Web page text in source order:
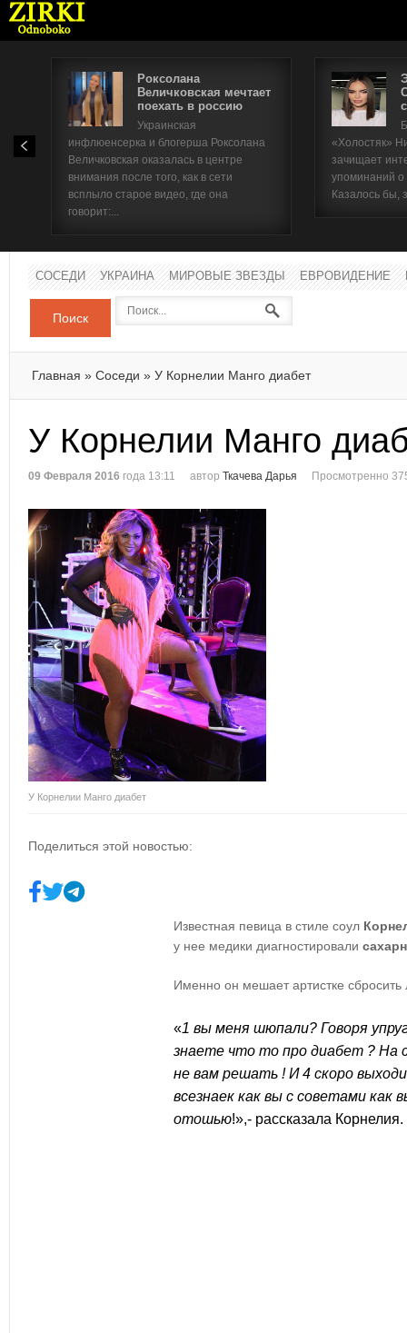
Роксолана
Величковская мечтает
поехать в россию
Украинская
инфлюенсерка и блогерша Роксолана
Величковская оказалась в центре
внимания после того, как в сети
всплыло старое видео, где она
говорит:...
«Холостяк»
зачищает
упоминаний
Казалось бы,
СОСЕДИ УКРАИНА МИРОВЫЕ ЗВЕЗДЫ ЕВРОВИДЕНИЕ
Поиск
Главная » Соседи » У Корнелии Манго диабет
У Корнелии Манго
09 Февраля 2016 года 13:11 автор Ткачева Дарья Просмотренно
У Корнелии Манго диабет
Поделиться этой новостью:
Известная певица в стиле соул
у нее медики диагностировали
Именно он мешает артистке
«1 вы меня шюпали? Говоря
знаете что то про диабет ? На
не вам решать ! И 4 скоро
всезнаек как вы с советами как
отошью!»,- рассказала Корнелия.
Имя